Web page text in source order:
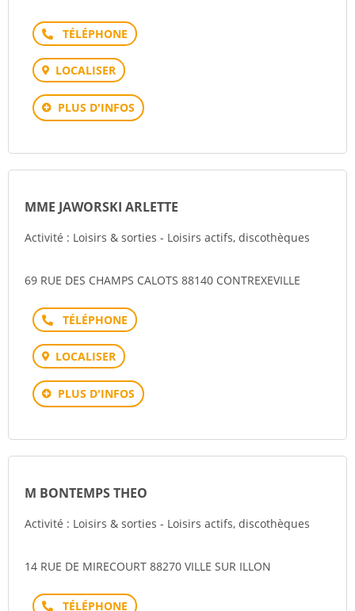
Téléphone
LOCALISER
PLUS D'INFOS
MME JAWORSKI ARLETTE
Activité : Loisirs & sorties - Loisirs actifs, discothèques
69 RUE DES CHAMPS CALOTS 88140 CONTREXEVILLE
Téléphone
LOCALISER
PLUS D'INFOS
M BONTEMPS THEO
Activité : Loisirs & sorties - Loisirs actifs, discothèques
14 RUE DE MIRECOURT 88270 VILLE SUR ILLON
Téléphone